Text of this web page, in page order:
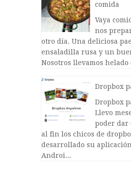
comida
Vaya
nos
otro día. Una deliciosa
ensaladilla rusa y un
Nosotros llevamos helado
Dropbox
Dropbox
Llevo
poder dar
al fin los chicos de
desarrollado su
Androi...